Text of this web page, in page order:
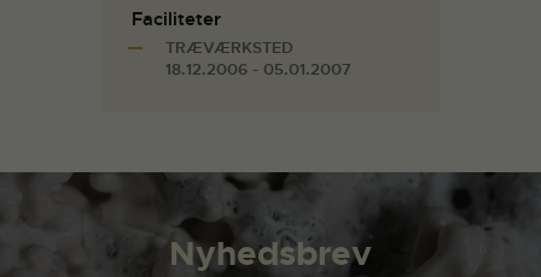
Faciliteter
TRÆVÆRKSTED
18.12.2006 - 05.01.2007
Nyhedsbrev